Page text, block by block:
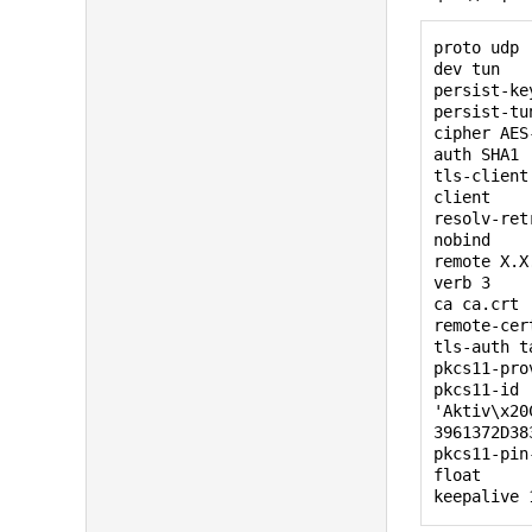
2022-04-
2048 bit
2022-04-
2022-04-
10.8.0.0
10.8.0.6
2022-04-
2022-04-
2022-04-
2022-04-
2022-04-
2022-04-
2022-04-
2022-04-
2022-04-
2022-04-
2022-04-
2022-04-
2022-04-
2022-04-
2022-04-
2022-04-
interface
proto udp
dev tun
persist-
persist-
cipher
auth SHA1
tls-client
client
resolv-
nobind
remote
verb 3
ca ca.crt
remote-
tls-auth
pkcs11-
pkcs11-id
pkcs11-
float
keepalive